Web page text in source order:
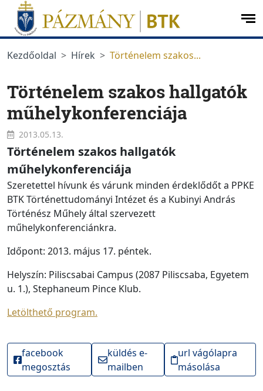
Ugrás a menüre
Ugrás a tartalomra
Kezdőoldal
Hírek Történelem szakos...
Történelem szakos hallgatók
műhelykonferenciája
2013.05.13.
Történelem szakos hallgatók
műhelykonferenciája
Szeretettel hívunk és várunk minden érdeklődőt a PPKE
BTK Történettudományi Intézet és a Kubinyi András
Történész Műhely által szervezett
műhelykonferenciánkra.
Időpont: 2013. május 17. péntek.
Helyszín: Piliscsabai Campus (2087 Piliscsaba, Egyetem
u. 1.), Stephaneum Pince Klub.
Letölthető program.
facebook
megosztás
küldés e-
mailben
url vágólapra
másolása